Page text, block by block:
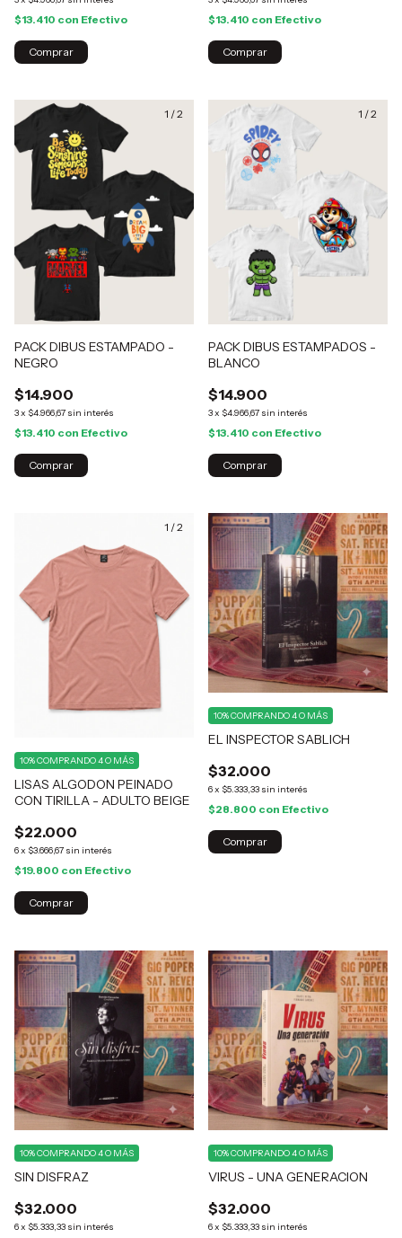
$13.410 con Efectivo
Comprar
$13.410 con Efectivo
Comprar
1 /2
PACK DIBUS ESTAMPADO -
NEGRO
$14.900
3x $4.966,67 sin interés
$13.410 con Efectivo
Comprar
1 /2
PACK DIBUS ESTAMPADOS -
BLANCO
$14.900
3x $4.966,67 sin interés
$13.410 con Efectivo
Comprar
1 /2
LISAS ALGODON PEINADO
CON TIRILLA - ADULTO BEIGE
$22.000
6x $3.666,67 sin interés
10%COMPRANDO 4 O MÁS
$19.800 con Efectivo
Comprar
EL INSPECTOR SABLICH
$32.000
6x $5.333,33 sin interés
10%COMPRANDO 4 O MÁS
$28.800 con Efectivo
SIN DISFRAZ
$32.000
6x $5.333,33 sin interés
10%COMPRANDO 4 O MÁS
VIRUS - UNA GENERACION
$32.000
6x $5.333,33 sin interés
10%COMPRANDO 4 O MÁS